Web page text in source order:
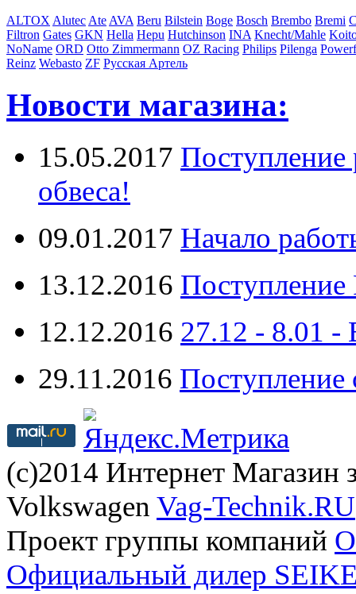
ALTOX Alutec Ate AVA Beru Bilstein Boge Bosch Brembo Bremi
Filtron Gates GKN Hella Hepu Hutchinson INA Knecht/Mahle
NoName ORD Otto Zimmermann OZ Racing Philips Pilenga
Reinz Webasto ZF Русская Артель
Новости магазина:
15.05.2017 Поступление
обвеса!
09.01.2017 Начало
13.12.2016 Поступление
12.12.2016 27.12 -
29.11.2016 Поступление
(с)2014 Интернет Магазин
Volkswagen Vag-Technik.RU
Проект группы компаний
Официальный дилер